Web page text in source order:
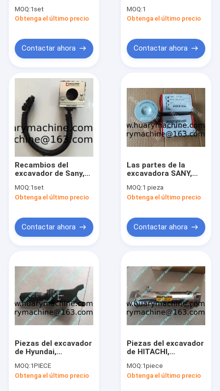
válvula
electromagnética,
electromagnética
SY215
MOQ:1set
Obtenga el último precio
Contactar ahora
XCMG
MOQ:1
Obtenga el último precio
Contactar ahora
Recambios del
excavador de Sany,
HOGUERA del
solenoide de
MOQ:1set
Obtenga el último precio
Contactar ahora
Las partes de la
excavadora SANY,
20X10H
MOQ:1 pieza
Obtenga el último precio
Contactar ahora
Piezas del excavador
de Hyundai,
columna ZTAZ-00072
MOQ:1PIECE
Obtenga el último precio
Piezas del excavador
de HITACHI,
válvula de la
recirculación de los
MOQ:1piece
Obtenga el último precio